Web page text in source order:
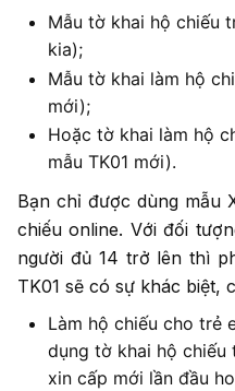
Mẫu tờ khai hộ chiếu
kia);
Mẫu tờ khai làm hộ
mới);
Hoặc tờ khai làm hộ
mẫu TK01 mới).
Bạn chỉ được dùng mẫu
chiếu online. Với đối
người đủ 14 trở lên thì
TK01 sẽ có sự khác biệt,
Làm hộ chiếu cho trẻ
dụng tờ khai hộ chiếu
xin cấp mới lần đầu